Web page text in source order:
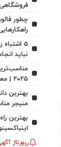
چطور
5
نباید
۲۰۲۵ | معرفی ۱۰ گزینه برتر برای گیمرها
بهترین
منیجر
بهترین
رپورتاژ